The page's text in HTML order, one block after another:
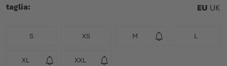
taglia EU UK
S XS M L
XL XXL